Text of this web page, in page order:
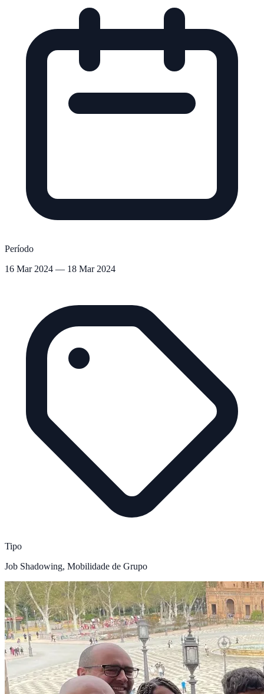
Período
16 Mar 2024 — 18 Mar 2024
Tipo
Job Shadowing, Mobilidade de Grupo